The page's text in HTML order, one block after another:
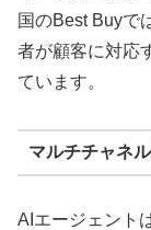
国のBest Buyで
者が顧客に対応
ています。
マルチチャネ
AIエージェント